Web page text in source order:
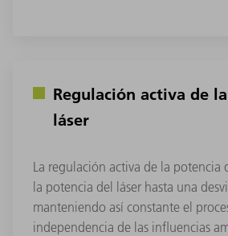
Regulación activa de
láser
La regulación activa de la potencia
la potencia del láser hasta una
manteniendo así constante el
independencia de las influencias